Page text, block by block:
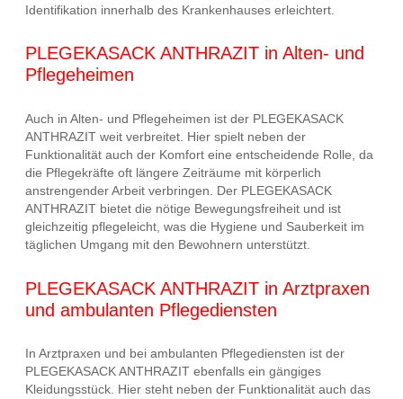
Identifikation innerhalb des Krankenhauses erleichtert.
PLEGEKASACK ANTHRAZIT in Alten- und
Pflegeheimen
Auch in Alten- und Pflegeheimen ist der PLEGEKASACK
ANTHRAZIT weit verbreitet. Hier spielt neben der
Funktionalität auch der Komfort eine entscheidende Rolle, da
die Pflegekräfte oft längere Zeiträume mit körperlich
anstrengender Arbeit verbringen. Der PLEGEKASACK
ANTHRAZIT bietet die nötige Bewegungsfreiheit und ist
gleichzeitig pflegeleicht, was die Hygiene und Sauberkeit im
täglichen Umgang mit den Bewohnern unterstützt.
PLEGEKASACK ANTHRAZIT in Arztpraxen
und ambulanten Pflegediensten
In Arztpraxen und bei ambulanten Pflegediensten ist der
PLEGEKASACK ANTHRAZIT ebenfalls ein gängiges
Kleidungsstück. Hier steht neben der Funktionalität auch das